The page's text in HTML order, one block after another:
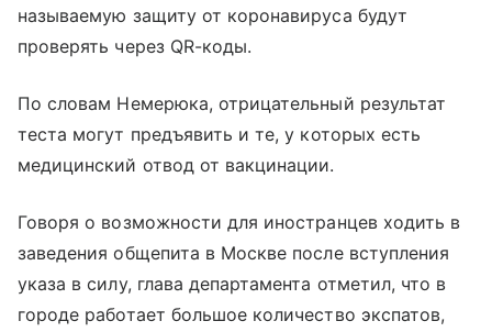
называемую защиту от коронавируса будут
проверять через QR-коды.
По словам Немерюка, отрицательный результат
теста могут предъявить и те, у которых есть
медицинский отвод от вакцинации.
Говоря о возможности для иностранцев ходить в
заведения общепита в Москве после вступления
указа в силу, глава департамента отметил, что в
городе работает большое количество экспатов,